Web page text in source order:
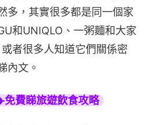
多，其實很多都是同一個家
和UNIQLO、一粥麵和大家
者很多人知道它們關係密
內文。
費睇旅遊飲食攻略